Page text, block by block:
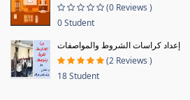
(0 Reviews )
0 Student
إعداد كراسات الشروط والمواصفات
(2 Reviews )
18 Student